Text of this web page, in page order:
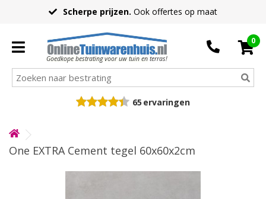
Scherpe prijzen. Ook offertes op maat
Goedkope bestrating voor uw tuin en terras!
0
65 ervaringen
One EXTRA Cement tegel 60x60x2cm